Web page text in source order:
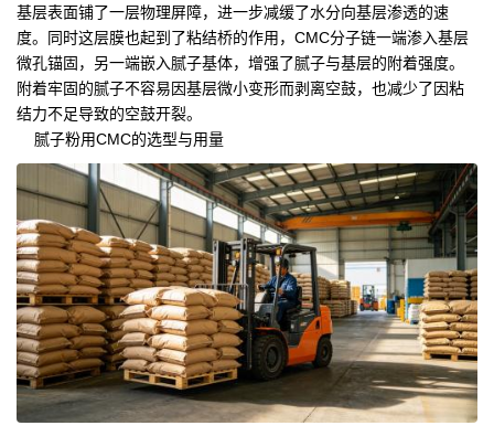
基层表面铺了一层物理屏障，进一步减缓了水分向基层渗透的速
度。同时这层膜也起到了粘结桥的作用，CMC分子链一端渗入基层
微孔锚固，另一端嵌入腻子基体，增强了腻子与基层的附着强度。
附着牢固的腻子不容易因基层微小变形而剥离空鼓，也减少了因粘
结力不足导致的空鼓开裂。
腻子粉用CMC的选型与用量